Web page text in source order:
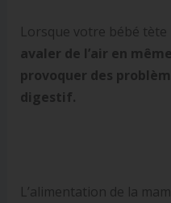
Lorsque votre bébé
avaler de l’air en
provoquer des
digestif.
L’alimentation de la